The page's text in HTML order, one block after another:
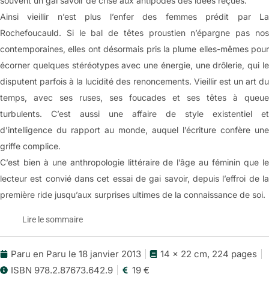
Ainsi vieillir n’est plus l’enfer des femmes prédit par La
Rochefoucauld. Si le bal de têtes proustien n’épargne pas nos
contemporaines, elles ont désormais pris la plume elles-mêmes pour
écorner quelques stéréotypes avec une énergie, une drôlerie, qui le
disputent parfois à la lucidité des renoncements. Vieillir est un art du
temps, avec ses ruses, ses foucades et ses têtes à queue
turbulents. C’est aussi une affaire de style existentiel et
d’intelligence du rapport au monde, auquel l’écriture confère une
griffe complice.
C’est bien à une anthropologie littéraire de l’âge au féminin que le
lecteur est convié dans cet essai de gai savoir, depuis l’effroi de la
première ride jusqu’aux surprises ultimes de la connaissance de soi.
Lire le sommaire
une anthropologie littéraire de l’âge
Paru en Paru le 18 janvier 2013
14 x 22 cm, 224 pages
ISBN 978.2.87673.642.9
19 €